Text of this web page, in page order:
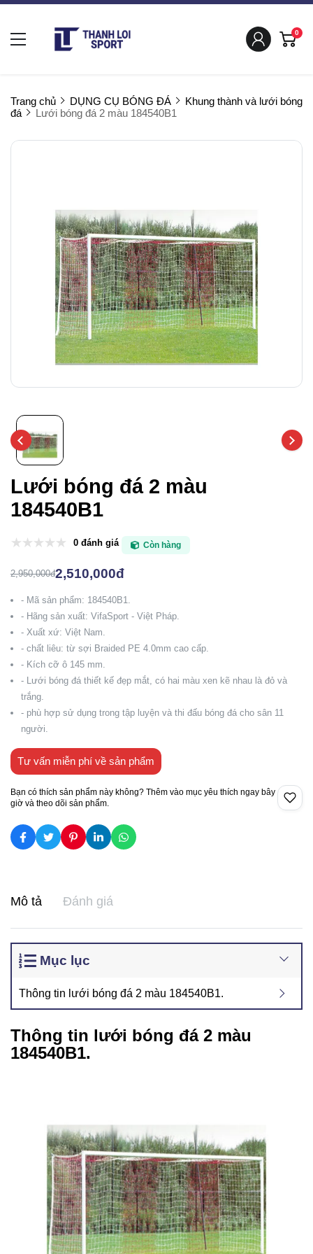
0
Trang chủ DỤNG CỤ BÓNG ĐÁ
Khung thành và lưới bóng
đá
Lưới bóng đá 2 màu 184540B1
Lưới bóng đá 2 màu
184540B1
0 đánh giá Còn hàng
2,950,000đ2,510,000đ
- Mã sản phẩm: 184540B1.
- Hãng sản xuất: VifaSport - Việt Pháp.
- Xuất xứ: Việt Nam.
- chất liêu: từ sợi Braided PE 4.0mm cao cấp.
- Kích cỡ ô 145 mm.
- Lưới bóng đá thiết kế đẹp mắt, có hai màu xen kẽ nhau là đỏ và
trắng.
- phù hợp sử dụng trong tập luyện và thi đấu bóng đá cho sân 11
người.
Tư vấn miễn phí về sản phẩm
Bạn có thích sản phẩm này không? Thêm vào mục yêu thích ngay bây
giờ và theo dõi sản phẩm.
Mô tả Đánh giá
Mục lục
Thông tin lưới bóng đá 2 màu 184540B1.
Thông tin lưới bóng đá 2 màu
184540B1.